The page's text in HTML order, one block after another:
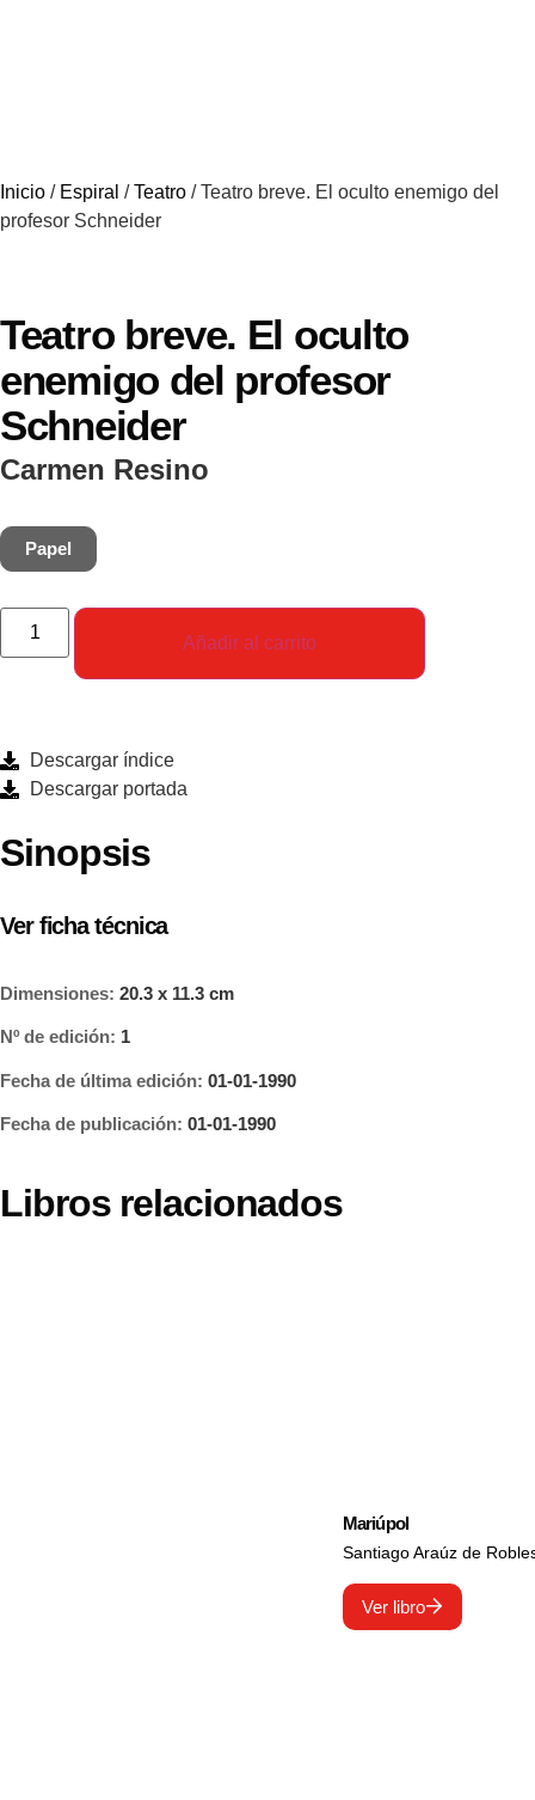
Inicio / Espiral /Teatro / Teatro breve. El oculto enemigo del
profesor Schneider
Teatro breve. El oculto
enemigo del profesor
Schneider
Carmen Resino
Papel
Añadir al carrito
Descargar índice
Descargar portada
Sinopsis
Ver ficha técnica
Dimensiones: 20.3 x 11.3 cm
Nº de edición: 1
Fecha de última edición: 01-01-1990
Fecha de publicación: 01-01-1990
Libros relacionados
Mariúpol
Santiago Araúz de
Ver libro